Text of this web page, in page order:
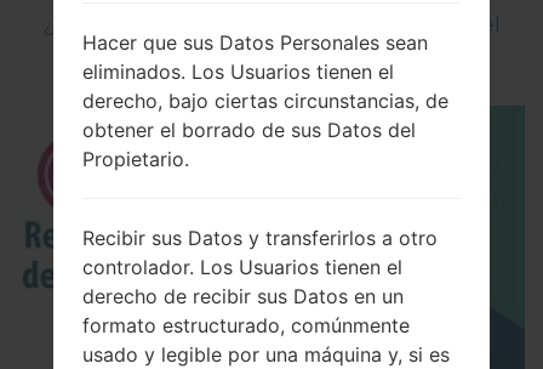
¿Cómo restablecer datos de fábrica a través del
código en LG Cookie Smart T375?
Hacer que sus Datos Personales sean
eliminados. Los Usuarios tienen el
derecho, bajo ciertas circunstancias, de
obtener el borrado de sus Datos del
Propietario.
Recibir sus Datos y transferirlos a otro
controlador. Los Usuarios tienen el
derecho de recibir sus Datos en un
formato estructurado, comúnmente
usado y legible por una máquina y, si es